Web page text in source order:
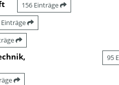
156 Einträge
95